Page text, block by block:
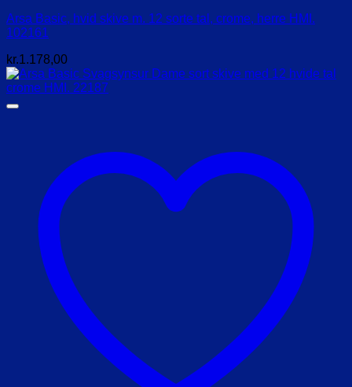
Arsa Basic, hvid skive m. 12 sorte tal, crome, herre HMI.
102161
kr.1.178,00